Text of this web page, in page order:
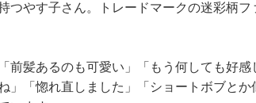
つやす子さん。トレードマークの迷彩柄
前髪あるのも可愛い」「もう何しても好
」「惚れ直しました」「ショートボブと